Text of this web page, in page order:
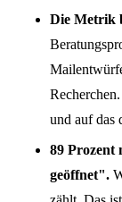
Die Metrik
und auf das
89 Prozent
geöffnet".